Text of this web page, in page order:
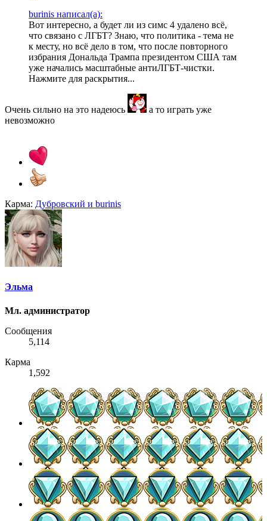
burinis написал(а):
Вот интересно, а будет ли из симс 4 удалено всë,
что связано с ЛГБТ? Знаю, что политика - тема не
к месту, но всë дело в том, что после повторного
избрания Дональда Трампа президентом США там
уже начались масштабные антиЛГБТ-чистки.
Нажмите для раскрытия...
Очень сильно на это надеюсь
а то играть уже
невозможно
Карма: Дубровский и burinis
Эльма
Мл. администратор
Сообщения
5,114
Карма
1,592